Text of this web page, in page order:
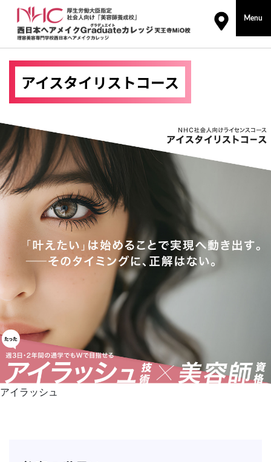
キ
ッ
プ
Menu
アイスタイリストコース
アイラッシュ